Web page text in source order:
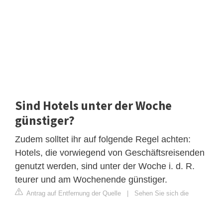
Sind Hotels unter der Woche
günstiger?
Zudem solltet ihr auf folgende Regel achten:
Hotels, die vorwiegend von Geschäftsreisenden
genutzt werden, sind unter der Woche i. d. R.
teurer und am Wochenende günstiger.
Antrag auf Entfernung der Quelle
Sehen Sie sich die